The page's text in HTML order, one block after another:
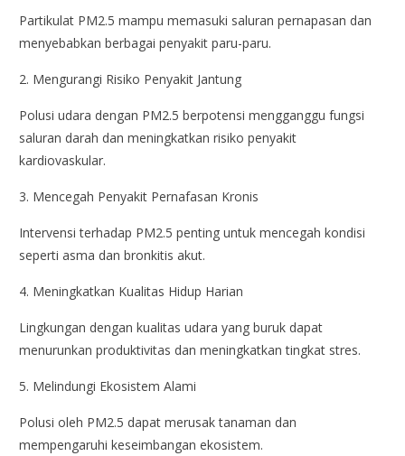
Partikulat PM2.5 mampu memasuki saluran pernapasan dan
menyebabkan berbagai penyakit paru-paru.
2. Mengurangi Risiko Penyakit Jantung
Polusi udara dengan PM2.5 berpotensi mengganggu fungsi
saluran darah dan meningkatkan risiko penyakit
kardiovaskular.
3. Mencegah Penyakit Pernafasan Kronis
Intervensi terhadap PM2.5 penting untuk mencegah kondisi
seperti asma dan bronkitis akut.
4. Meningkatkan Kualitas Hidup Harian
Lingkungan dengan kualitas udara yang buruk dapat
menurunkan produktivitas dan meningkatkan tingkat stres.
5. Melindungi Ekosistem Alami
Polusi oleh PM2.5 dapat merusak tanaman dan
mempengaruhi keseimbangan ekosistem.